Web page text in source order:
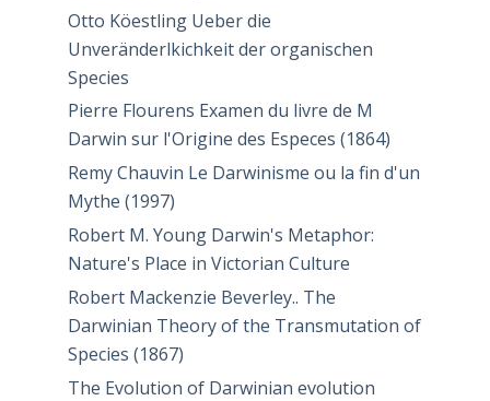
Otto Köestling Ueber die
Unveränderlkichkeit der organischen
Species
Pierre Flourens Examen du livre de M
Darwin sur l'Origine des Especes (1864)
Remy Chauvin Le Darwinisme ou la fin d'un
Mythe (1997)
Robert M. Young Darwin's Metaphor:
Nature's Place in Victorian Culture
Robert Mackenzie Beverley.. The
Darwinian Theory of the Transmutation of
Species (1867)
The Evolution of Darwinian evolution